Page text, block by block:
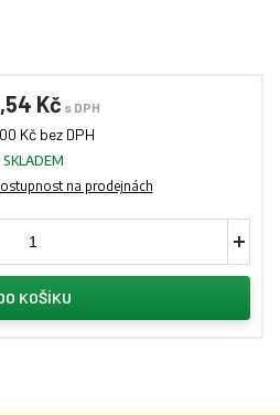
Kč s DPH
Kč bez DPH
SKLADEM
na prodejnách
KOŠÍKU